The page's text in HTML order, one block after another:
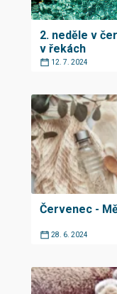
2. neděle v
v řekách
12. 7. 2024
Červenec -
28. 6. 2024